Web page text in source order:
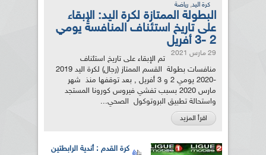
كرة اليد, رياضة
البطولة الممتازة لكرة اليد: الإبقاء
على تاريخ استئناف المنافسة يومي
2 -3 أفريل
29 مارس 2021
تم الإبقاء على تاريخ استئناف
منافسات بطولة القسم الممتاز (رجال) لكرة اليد 2019
-2020 يومي 2 و 3 أفريل , بعد توقفها منذ شهر
مارس 2020 بسبب تفشي فيروس كورونا المستجد
واستحالة تطبيق البروتوكول الصحي...
اقرأ المزيد
كرة القدم : أندية الرابطتين